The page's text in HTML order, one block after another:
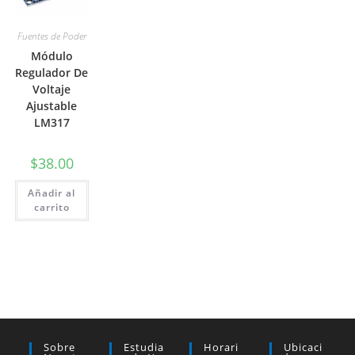
Fuentes de Poder
Módulo
Regulador De
Voltaje
Ajustable
LM317
$38.00
Añadir al
carrito
Sobre Estudia Horari Ubicaci